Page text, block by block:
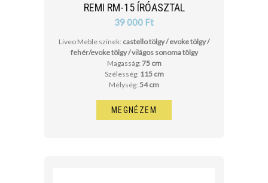
REMI RM-15 ÍRÓASZTAL
39 000 Ft
Liveo Meble színek: castello tölgy / evoke tölgy /
fehér/evoke tölgy / világos sonoma tölgy
Magasság: 75 cm
Szélesség: 115 cm
Mélység: 54 cm
MEGNÉZEM